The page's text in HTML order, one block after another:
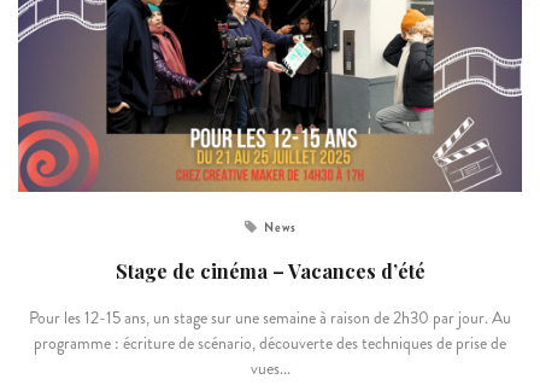
News
Stage de cinéma – Vacances d’été
Pour les 12-15 ans, un stage sur une semaine à raison de 2h30 par jour. Au
programme : écriture de scénario, découverte des techniques de prise de
vues...